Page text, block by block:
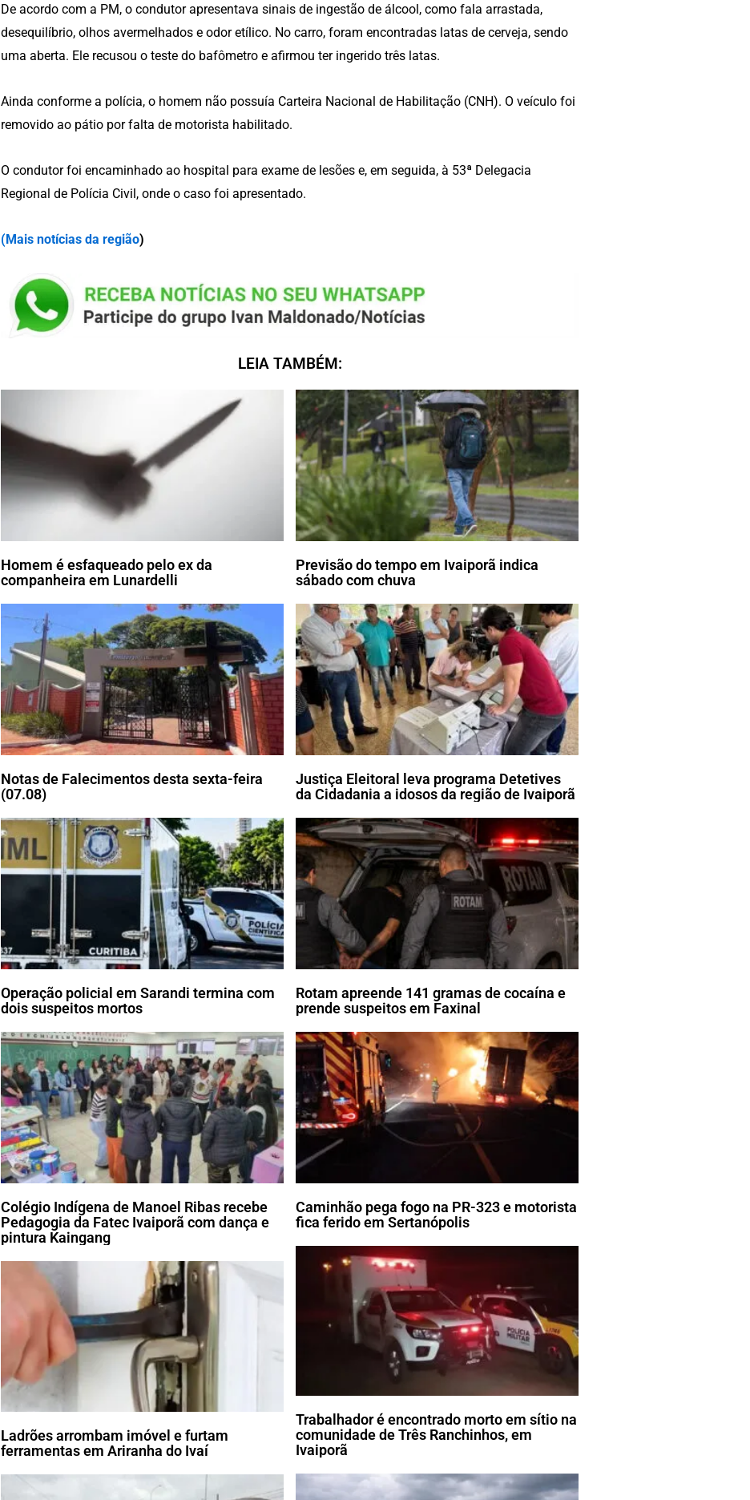
De acordo com a PM, o condutor apresentava sinais de ingestão de álcool, como fala arrastada,
desequilíbrio, olhos avermelhados e odor etílico. No carro, foram encontradas latas de cerveja, sendo
uma aberta. Ele recusou o teste do bafômetro e afirmou ter ingerido três latas.
Ainda conforme a polícia, o homem não possuía Carteira Nacional de Habilitação (CNH). O veículo foi
removido ao pátio por falta de motorista habilitado.
O condutor foi encaminhado ao hospital para exame de lesões e, em seguida, à 53ª Delegacia
Regional de Polícia Civil, onde o caso foi apresentado.
(Mais notícias da região)
LEIA TAMBÉM:
Homem é esfaqueado pelo ex da
companheira em Lunardelli
Previsão do tempo em Ivaiporã indica
sábado com chuva
Notas de Falecimentos desta sexta-feira
(07.08)
Justiça Eleitoral leva programa Detetives
da Cidadania a idosos da região de Ivaiporã
Operação policial em Sarandi termina com
dois suspeitos mortos
Rotam apreende 141 gramas de cocaína e
prende suspeitos em Faxinal
Colégio Indígena de Manoel Ribas recebe
Pedagogia da Fatec Ivaiporã com dança e
pintura Kaingang
Caminhão pega fogo na PR-323 e motorista
fica ferido em Sertanópolis
Ladrões arrombam imóvel e furtam
ferramentas em Ariranha do Ivaí
Trabalhador é encontrado morto em sítio na
comunidade de Três Ranchinhos, em
Ivaiporã